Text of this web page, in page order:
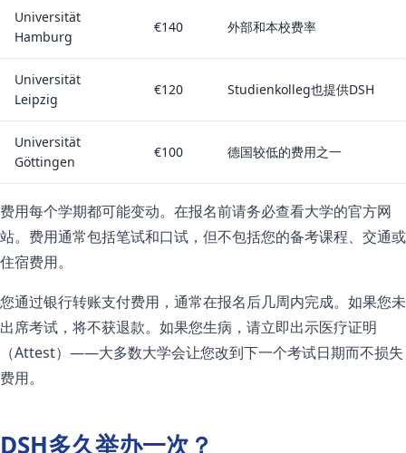
Universität
Hamburg
€140 外部和本校费率
Universität
Leipzig
€120 Studienkolleg也提供DSH
Universität
Göttingen
€100 德国较低的费用之一
费用每个学期都可能变动。在报名前请务必查看大学的官方网
站。费用通常包括笔试和口试，但不包括您的备考课程、交通或
住宿费用。
您通过银行转账支付费用，通常在报名后几周内完成。如果您未
出席考试，将不获退款。如果您生病，请立即出示医疗证明
（Attest）——大多数大学会让您改到下一个考试日期而不损失
费用。
DSH多久举办一次？